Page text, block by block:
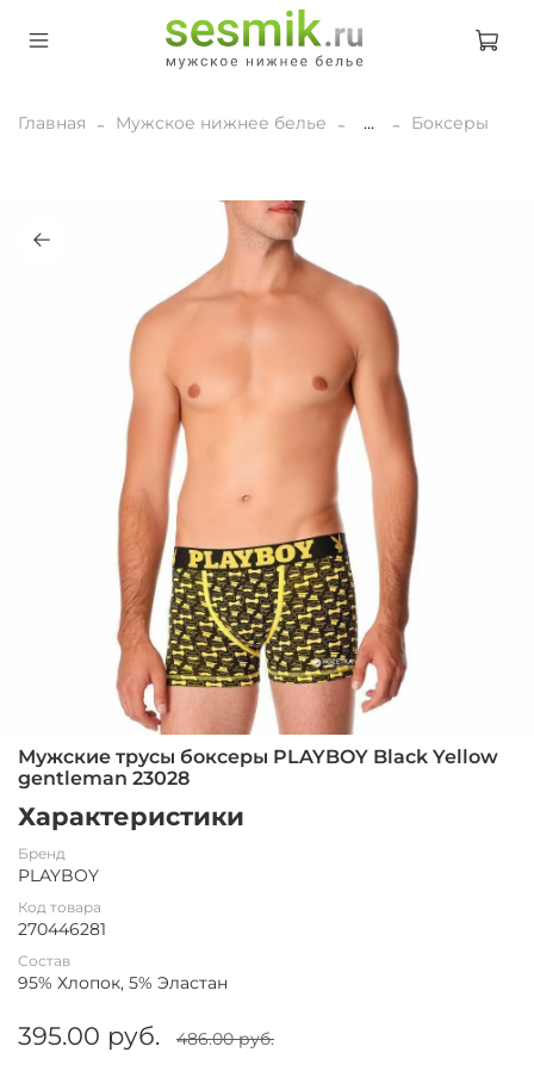
Главная Мужское нижнее белье ... Боксеры
Мужские трусы боксеры PLAYBOY Black Yellow
gentleman 23028
Характеристики
Бренд
PLAYBOY
Код товара
270446281
Состав
95% Хлопок, 5% Эластан
395.00 руб. 486.00 руб.